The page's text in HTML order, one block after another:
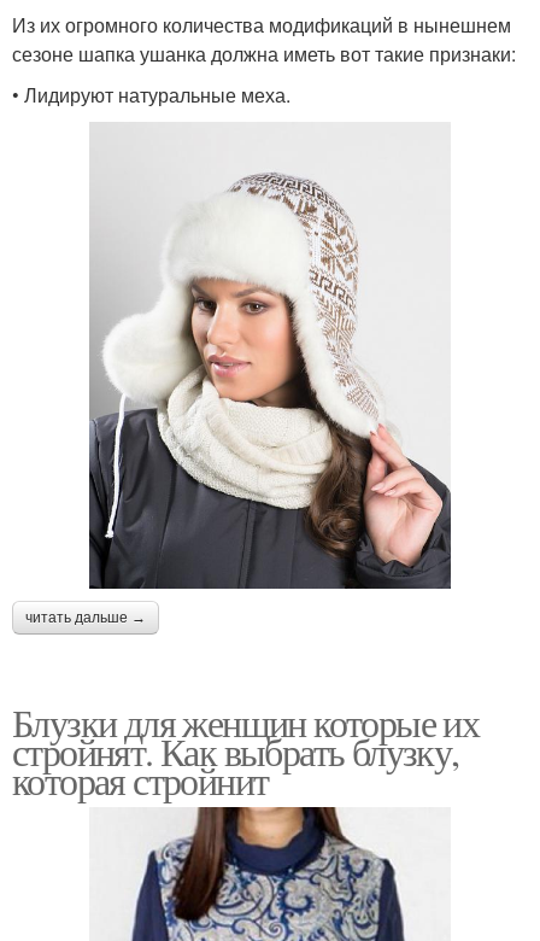
Из их огромного количества модификаций в нынешнем
сезоне шапка ушанка должна иметь вот такие признаки:
• Лидируют натуральные меха.
читать дальше →
Блузки для женщин которые их
стройнят. Как выбрать блузку,
которая стройнит